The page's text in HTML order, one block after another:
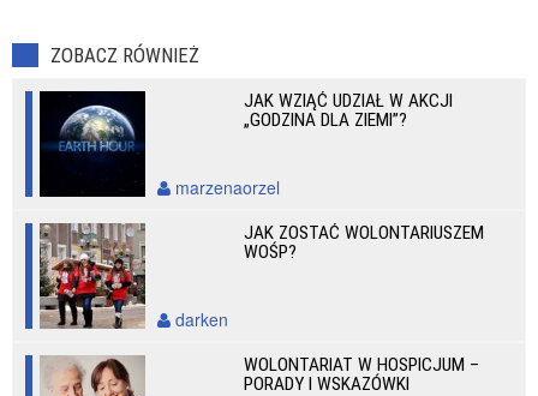
ZOBACZ RÓWNIEŻ
JAK WZIĄĆ UDZIAŁ W AKCJI
„GODZINA DLA ZIEMI”?
marzenaorzel
JAK ZOSTAĆ WOLONTARIUSZEM
WOŚP?
darken
WOLONTARIAT W HOSPICJUM –
PORADY I WSKAZÓWKI